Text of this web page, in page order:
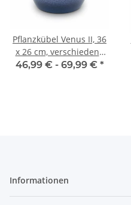
Pflanzkübel Venus II, 36
x 26 cm, verschiedene
Farben verfügbar
46,99 € - 69,99 € *
Informationen